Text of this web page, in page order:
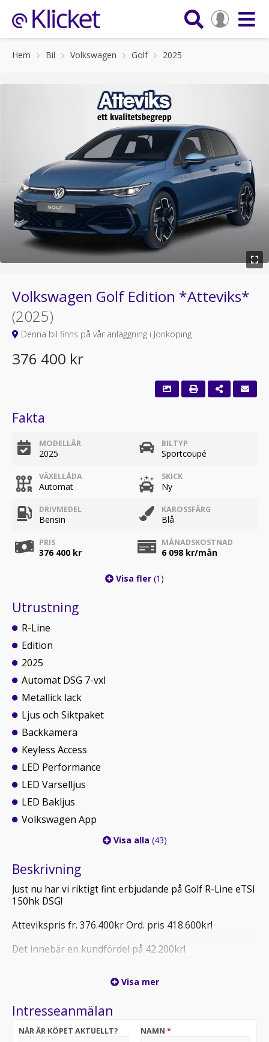
Hem Bil Volkswagen Golf 2025
Volkswagen Golf Edition *Atteviks*
(2025)
Denna bil finns på vår anläggning i Jönköping
376 400 kr
Fakta
MODELLÅR
2025
BILTYP
Sportcoupé
VÄXELLÅDA
Automat
SKICK
Ny
DRIVMEDEL
Bensin
KAROSSFÄRG
Blå
PRIS
376 400 kr
MÅNADSKOSTNAD
6 098 kr/mån
Visa fler (1)
Utrustning
R-Line
Edition
2025
Automat DSG 7-vxl
Metallick lack
Ljus och Siktpaket
Backkamera
Keyless Access
LED Performance
LED Varselljus
LED Bakljus
Volkswagen App
Visa alla (43)
Beskrivning
Just nu har vi riktigt fint erbjudande på Golf R-Line eTSI
150hk DSG!
Attevikspris fr. 376.400kr Ord. pris 418.600kr!
Det innebär en kundfördel på 42.200kr!
innan ni kommer) kontakta oss på 0380-55 63 00.
Varmt välkommen till Atteviks Nässjö!
Öppettider | Mån-Fre 9-18 |
Visa mer
Intresseanmälan
NÄR ÄR KÖPET AKTUELLT? NAMN *